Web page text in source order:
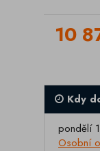
10
Kdy
pondělí
Osobní